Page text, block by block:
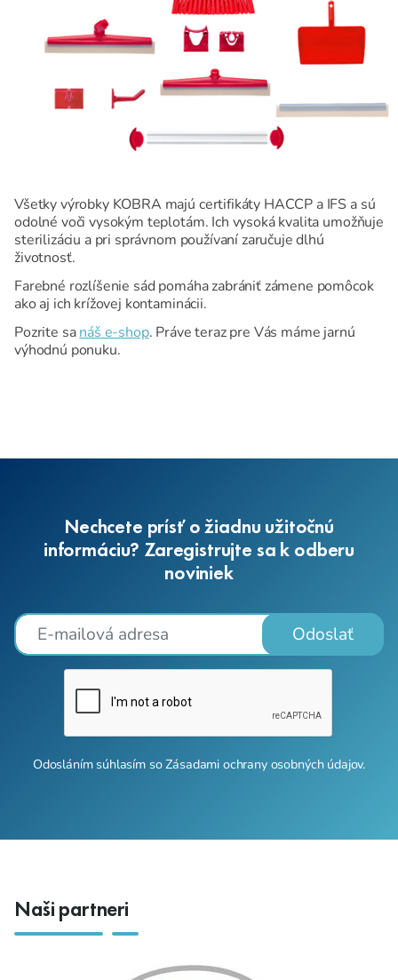
Všetky výrobky KOBRA majú certifikáty HACCP a IFS a sú
odolné voči vysokým teplotám. Ich vysoká kvalita umožňuje
sterilizáciu a pri správnom používaní zaručuje dlhú
životnosť.
Farebné rozlíšenie sád pomáha zabrániť zámene pomôcok
ako aj ich krížovej kontaminácii.
Pozrite sanáš e-shop. Práve teraz pre Vás máme jarnú
výhodnú ponuku.
Nechcete prísť o žiadnu užitočnú
informáciu? Zaregistrujte sa k odberu
noviniek
Odoslať
Odosláním súhlasím soZásadami ochrany osobných údajov.
Naši partneri